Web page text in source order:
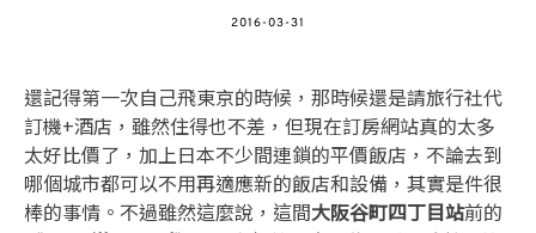
POSTED
2016-03-31
還記得第一次自己飛東京的時候，那時候還是請旅行社代
訂機+酒店，雖然住得也不差，但現在訂房網站真的太多
太好比價了，加上日本不少間連鎖的平價飯店，不論去到
哪個城市都可以不用再適應新的飯店和設備，其實是件很
棒的事情。不過雖然這麼說，這間大阪谷町四丁目站前的